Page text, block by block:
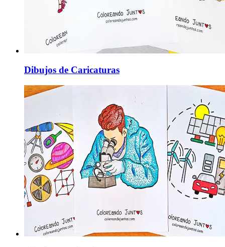
Dibujos de Caricaturas